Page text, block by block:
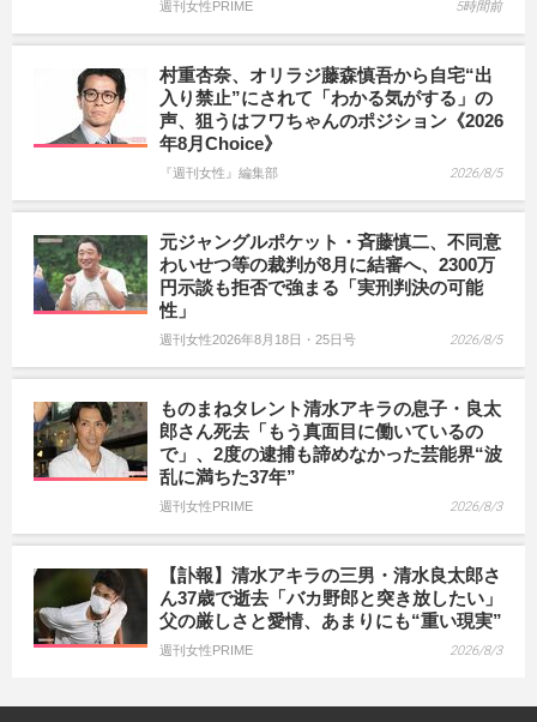
週刊女性PRIME 5時間前
村重杏奈、オリラジ藤森慎吾から自宅“出
入り禁止”にされて「わかる気がする」の
声、狙うはフワちゃんのポジション《2026
年8月Choice》
『週刊女性』編集部 2026/8/5
元ジャングルポケット・斉藤慎二、不同意
わいせつ等の裁判が8月に結審へ、2300万
円示談も拒否で強まる「実刑判決の可能
性」
週刊女性2026年8月18日・25日号 2026/8/5
ものまねタレント清水アキラの息子・良太
郎さん死去「もう真面目に働いているの
で」、2度の逮捕も諦めなかった芸能界“波
乱に満ちた37年”
週刊女性PRIME 2026/8/3
【訃報】清水アキラの三男・清水良太郎さ
ん37歳で逝去「バカ野郎と突き放したい」
父の厳しさと愛情、あまりにも“重い現実”
週刊女性PRIME 2026/8/3